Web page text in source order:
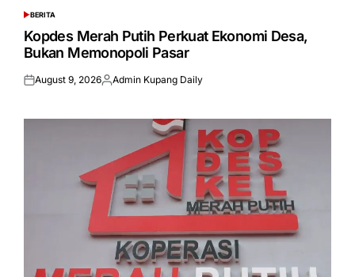
POSTED
IN
BERITA
Kopdes Merah Putih Perkuat Ekonomi Desa,
Bukan Memonopoli Pasar
Posted
August 9, 2026Posted
Admin Kupang Daily